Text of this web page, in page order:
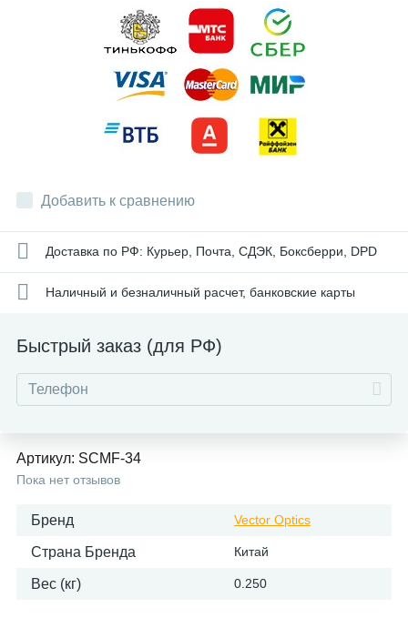
Добавить к сравнению
Доставка по РФ: Курьер, Почта, СДЭК, Боксберри, DPD
Наличный и безналичный расчет, банковские карты
Быстрый заказ (для РФ)
Артикул: SCMF-34
Пока нет отзывов
Бренд Vector Optics
Страна Бренда Китай
Вес (кг) 0.250